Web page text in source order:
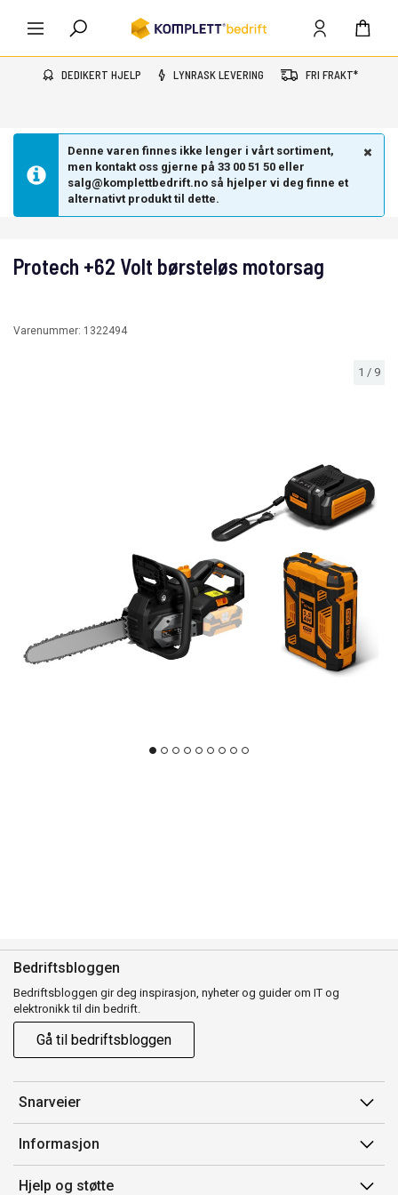
DEDIKERT HJELP LYNRASK LEVERING FRI FRAKT*
Denne varen finnes ikke lenger i vårt sortiment,
men kontakt oss gjerne på 33 00 51 50 eller
salg@komplettbedrift.no så hjelper vi deg finne et
alternativt produkt til dette.
1 / 9
Protech +62 Volt børsteløs motorsag
Varenummer: 1322494
Bedriftsbloggen
Bedriftsbloggen gir deg inspirasjon, nyheter og guider om IT og
elektronikk til din bedrift.
Gå til bedriftsbloggen
Snarveier
Min side
Ordreoversikt
Informasjon
Salgsbetingelser
Hjelp og støtte